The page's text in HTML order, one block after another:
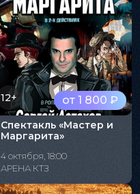
от 1 800 ₽
12+
Спектакль «Мастер и
Маргарита»
4 октября, 18:00
АРЕНА КТЗ